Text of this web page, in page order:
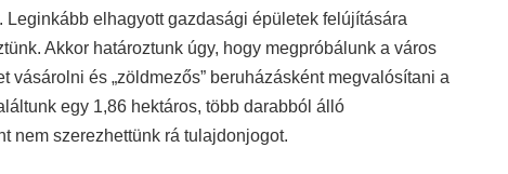
elhagyott gazdasági épületek felújítására
Akkor határoztunk úgy, hogy megpróbálunk a város
és „zöldmezős” beruházásként megvalósítani a
egy 1,86 hektáros, több darabból álló
nem szerezhettünk rá tulajdonjogot.